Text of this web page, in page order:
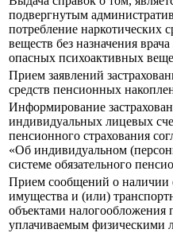
подвергнутым
потребление наркотических
веществ без назначения
опасных психоактивных
Прием заявлений
средств пенсионных
Информирование
индивидуальных лицевых
пенсионного страхования
«Об индивидуальном
системе обязательного
Прием сообщений о наличии
имущества и (или)
объектами налогообложения
уплачиваемым физическими